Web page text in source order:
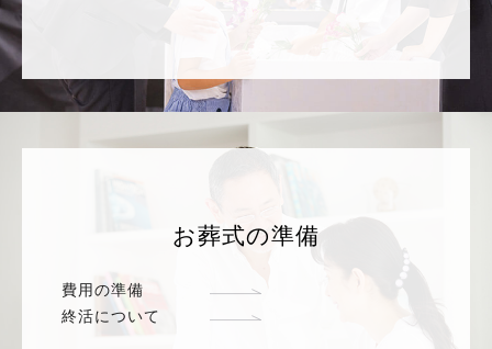
お葬式の準備
費用の準備
終活について